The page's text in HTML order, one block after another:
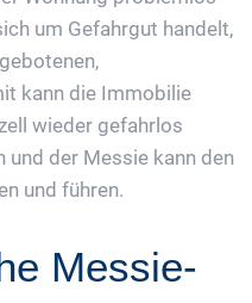
um Gefahrgut handelt,
kann die Immobilie
wieder gefahrlos
und der Messie kann den
und führen.
Messie-